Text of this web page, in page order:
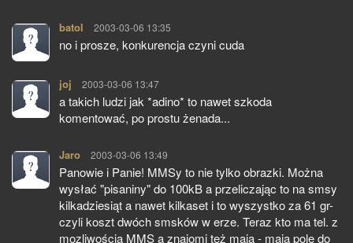
batol pisze:
2003-03-06 13:35
no i prosze, konkurencja czyni cuda
joj pisze:
2003-03-06 13:47
a takich ludzi jak *adino* to nawet szkoda
komentować, po prostu żenada...
Jaro pisze:
2003-03-06 13:49
Panowie i Panie! MMSy to nie tylko obrazki. Można
wysłać "pisaniny" do 100kB a przeliczając to na smsy
kilkadziesiąt a nawet kilkaset i to wyszystko za 61 gr-
czyli koszt dwóch smsków w erze. Teraz kto ma tel. z
mozliwością MMS a znajomi też mają - mają pole do